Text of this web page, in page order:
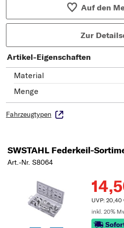
Auf den
Zur
Artikel-Eigenschaften
Material
Menge
Fahrzeugtypen
SWSTAHL Federkeil-
Art.-Nr. S8064
UVP: 20,40
inkl. 20%